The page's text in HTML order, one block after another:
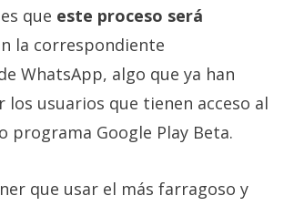
que este proceso será
la correspondiente
WhatsApp, algo que ya han
usuarios que tienen acceso al
programa Google Play Beta.
que usar el más farragoso y